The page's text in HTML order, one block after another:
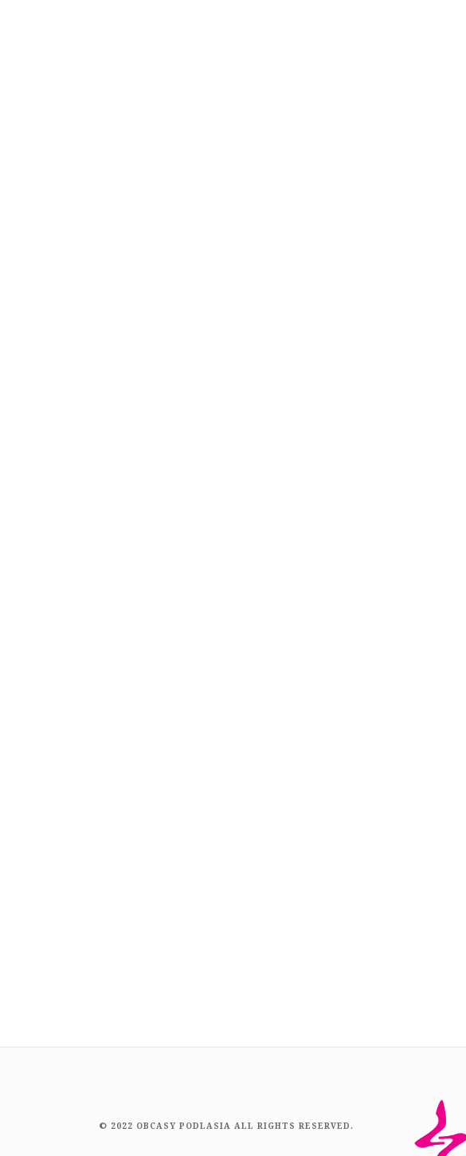
© 2022 OBCASY PODLASIA ALL RIGHTS RESERVED.